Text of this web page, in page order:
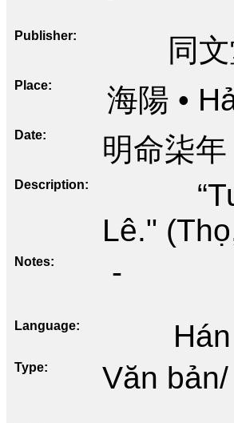
Publisher 同
Place 海陽 •
Date 明命柒年
Description
Lê."
Notes -
Language
Type Văn bản/